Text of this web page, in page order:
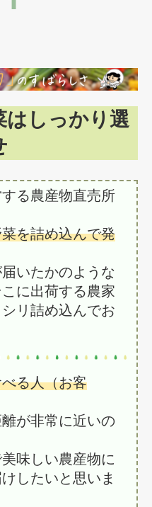
はしっかり選
る農産物直売所
を詰め込んで発
いたかのような
に出荷する農家
リ詰め込んでお
る人（お客
が非常に近いの
味しい農産物に
したいと思いま